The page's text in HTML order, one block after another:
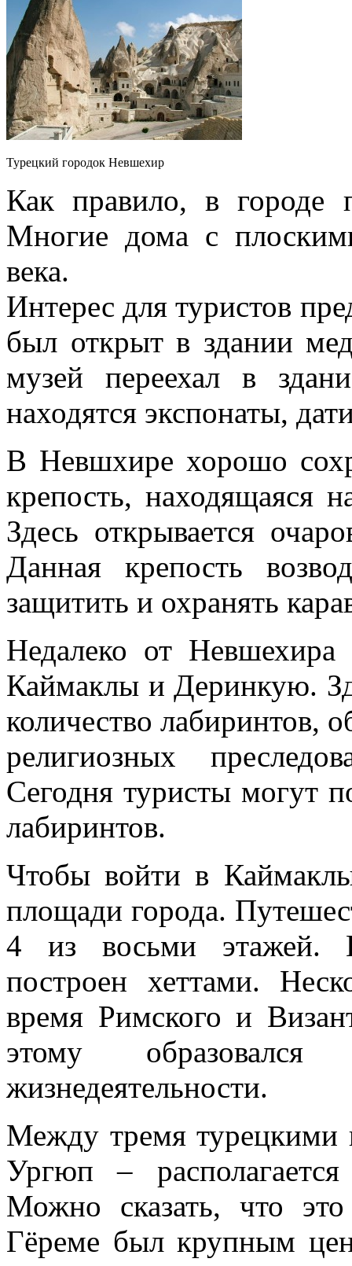
Турецкий городок Невшехир
Как правило, в городе
Многие дома с
века.
Интерес для туристов
был открыт в здании
музей переехал в
находятся экспонаты,
В Невшхире хорошо
крепость, находящаяся
Здесь открывается
Данная крепость
защитить и охранять
Недалеко от
Каймаклы и Деринкую.
количество лабиринтов,
религиозных
Сегодня туристы могут
лабиринтов.
Чтобы войти в
площади города.
4 из восьми этажей.
построен хеттами.
время Римского и
этому
жизнедеятельности.
Между тремя турецкими
Ургюп –
Можно сказать, что
Гёреме был крупным